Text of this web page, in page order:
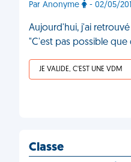
Par Anonyme - 02/05/
Aujourd'hui, j'ai
"C'est pas possible que
JE VALIDE, C'EST UNE VDM
Classe